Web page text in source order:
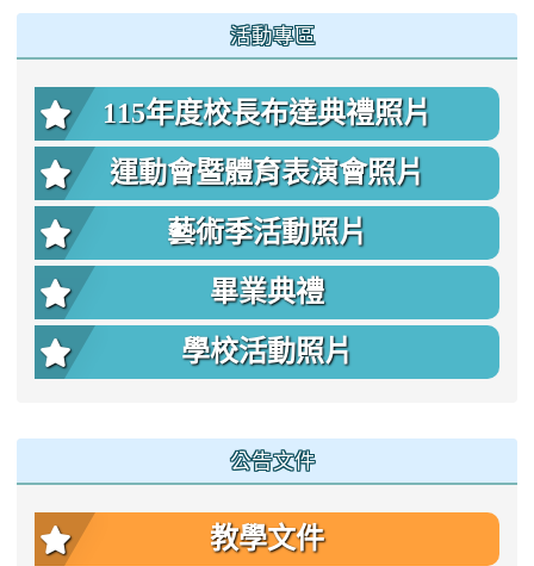
活動專區
115年度校長布達典禮照片
運動會暨體育表演會照片
藝術季活動照片
畢業典禮
學校活動照片
公告文件
教學文件